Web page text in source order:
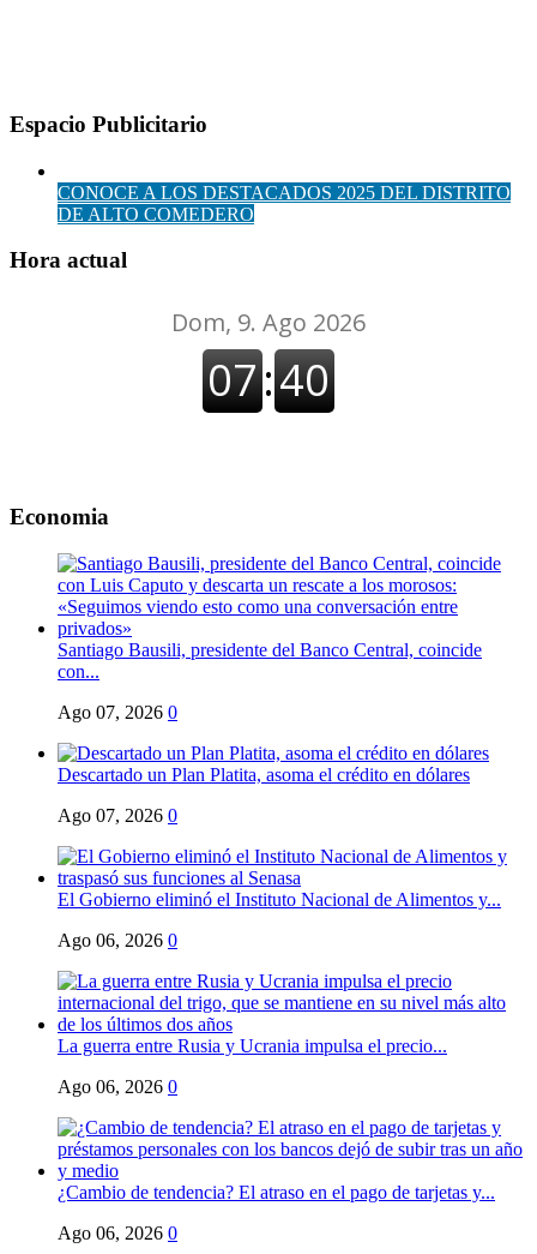
Espacio Publicitario
CONOCE A LOS DESTACADOS 2025 DEL DISTRITO
DE ALTO COMEDERO
Hora actual
Economia
Santiago Bausili, presidente del Banco Central, coincide
con...
Ago 07, 2026 0
Descartado un Plan Platita, asoma el crédito en dólares
Ago 07, 2026 0
El Gobierno eliminó el Instituto Nacional de Alimentos y...
Ago 06, 2026 0
La guerra entre Rusia y Ucrania impulsa el precio...
Ago 06, 2026 0
¿Cambio de tendencia? El atraso en el pago de tarjetas y...
Ago 06, 2026 0